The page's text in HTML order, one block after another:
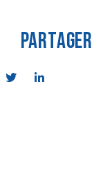
PARTAGER